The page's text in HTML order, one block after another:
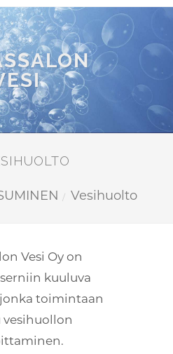
Vesihuolto
Vesi Oy on
kuuluva
toimintaan
vesihuollon